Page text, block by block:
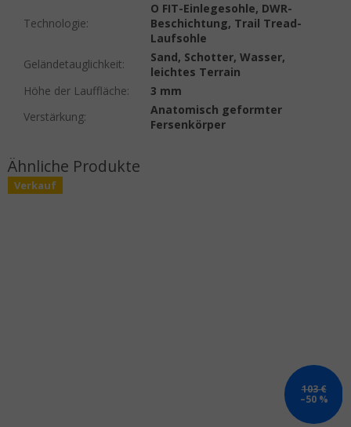
Technologie:
O FIT-Einlegesohle, DWR-
Beschichtung, Trail Tread-
Laufsohle
Geländetauglichkeit:
Sand, Schotter, Wasser,
leichtes Terrain
Höhe der Lauffläche:
3 mm
Verstärkung:
Anatomisch geformter
Fersenkörper
Verkauf
103 €
–50 %